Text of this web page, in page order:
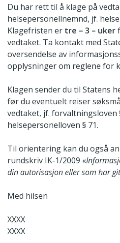
Du har rett til å klage på
helsepersonellnemnd, jf.
Klagefristen er tre – 3 – uker
vedtaket. Ta kontakt med
oversendelse av
opplysninger om reglene for
Klagen sender du til Statens
før du eventuelt reiser
vedtaket, jf. forvaltningsloven
helsepersonelloven § 71.
Til orientering kan du også
rundskriv IK-1/2009 «
din autorisasjon eller som har
Med hilsen
XXXX
XXXX